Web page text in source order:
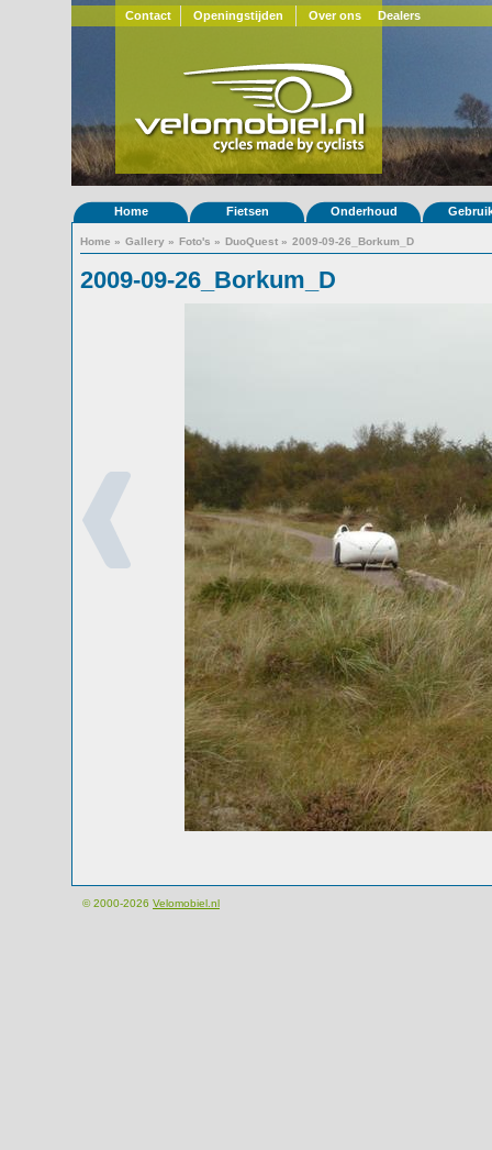
Contact Openingstijden Over ons Dealers
Home Fietsen Onderhoud
Home » Gallery » Foto's » DuoQuest » 2009-09-26_Borkum_D
2009-09-26_Borkum_D
© 2000-2026 Velomobiel.nl